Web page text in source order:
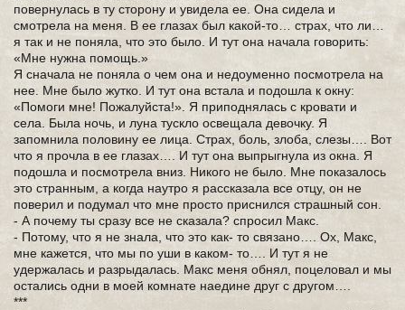
повернулась в ту сторону и увидела ее. Она сидела и
смотрела на меня. В ее глазах был какой-то… страх, что ли…
я так и не поняла, что это было. И тут она начала говорить:
«Мне нужна помощь.»
Я сначала не поняла о чем она и недоуменно посмотрела на
нее. Мне было жутко. И тут она встала и подошла к окну:
«Помоги мне! Пожалуйста!». Я приподнялась с кровати и
села. Была ночь, и луна тускло освещала девочку. Я
запомнила половину ее лица. Страх, боль, злоба, слезы…. Вот
что я прочла в ее глазах…. И тут она выпрыгнула из окна. Я
подошла и посмотрела вниз. Никого не было. Мне показалось
это странным, а когда наутро я рассказала все отцу, он не
поверил и подумал что мне просто приснился страшный сон.
- А почему ты сразу все не сказала? спросил Макс.
- Потому, что я не знала, что это как- то связано…. Ох, Макс,
мне кажется, что мы по уши в каком- то…. И тут я не
удержалась и разрыдалась. Макс меня обнял, поцеловал и мы
остались одни в моей комнате наедине друг с другом….
***